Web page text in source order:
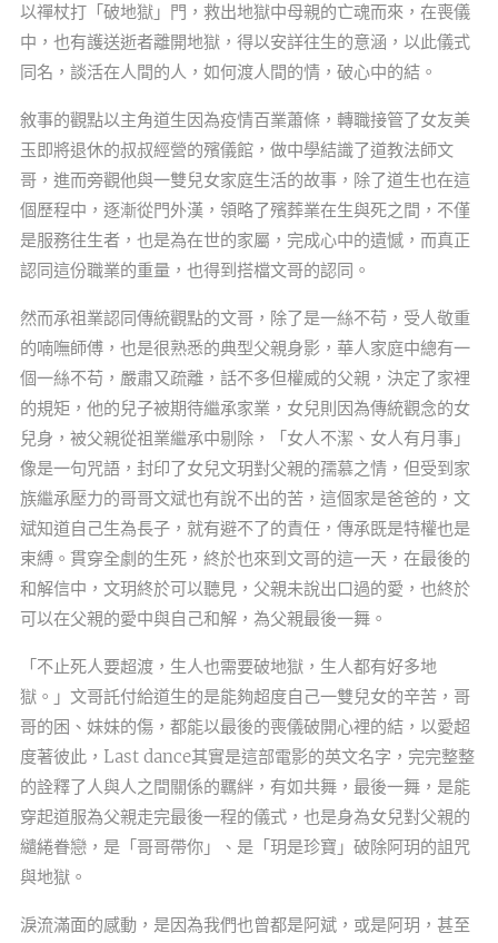
以禪杖打「破地獄」門，救出地獄中母親的亡魂而來，在喪儀
中，也有護送逝者離開地獄，得以安詳往生的意涵，以此儀式
同名，談活在人間的人，如何渡人間的情，破心中的結。
敘事的觀點以主角道生因為疫情百業蕭條，轉職接管了女友美
玉即將退休的叔叔經營的殯儀館，做中學結識了道教法師文
哥，進而旁觀他與一雙兒女家庭生活的故事，除了道生也在這
個歷程中，逐漸從門外漢，領略了殯葬業在生與死之間，不僅
是服務往生者，也是為在世的家屬，完成心中的遺憾，而真正
認同這份職業的重量，也得到搭檔文哥的認同。
然而承祖業認同傳統觀點的文哥，除了是一絲不苟，受人敬重
的喃嘸師傅，也是很熟悉的典型父親身影，華人家庭中總有一
個一絲不苟，嚴肅又疏離，話不多但權威的父親，決定了家裡
的規矩，他的兒子被期待繼承家業，女兒則因為傳統觀念的女
兒身，被父親從祖業繼承中剔除，「女人不潔、女人有月事」
像是一句咒語，封印了女兒文玥對父親的孺慕之情，但受到家
族繼承壓力的哥哥文斌也有說不出的苦，這個家是爸爸的，文
斌知道自己生為長子，就有避不了的責任，傳承既是特權也是
束縛。貫穿全劇的生死，終於也來到文哥的這一天，在最後的
和解信中，文玥終於可以聽見，父親未說出口過的愛，也終於
可以在父親的愛中與自己和解，為父親最後一舞。
「不止死人要超渡，生人也需要破地獄，生人都有好多地
獄。」文哥託付給道生的是能夠超度自己一雙兒女的辛苦，哥
哥的困、妹妹的傷，都能以最後的喪儀破開心裡的結，以愛超
度著彼此，Last dance其實是這部電影的英文名字，完完整整
的詮釋了人與人之間關係的羈絆，有如共舞，最後一舞，是能
穿起道服為父親走完最後一程的儀式，也是身為女兒對父親的
繾綣眷戀，是「哥哥帶你」、是「玥是珍寶」破除阿玥的詛咒
與地獄。
淚流滿面的感動，是因為我們也曾都是阿斌，或是阿玥，甚至